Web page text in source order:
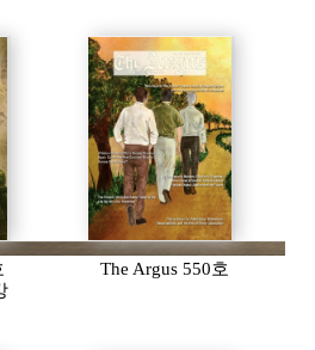
The Argus 550호